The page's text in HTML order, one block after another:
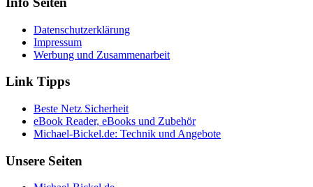
Datenschutzerklärung
Impressum
Werbung und Zusammenarbeit
Link Tipps
Beste Netz Sicherheit
eBook Reader, eBooks und Zubehör
Michael-Bickel.de: Technik und Angebote
Unsere Seiten